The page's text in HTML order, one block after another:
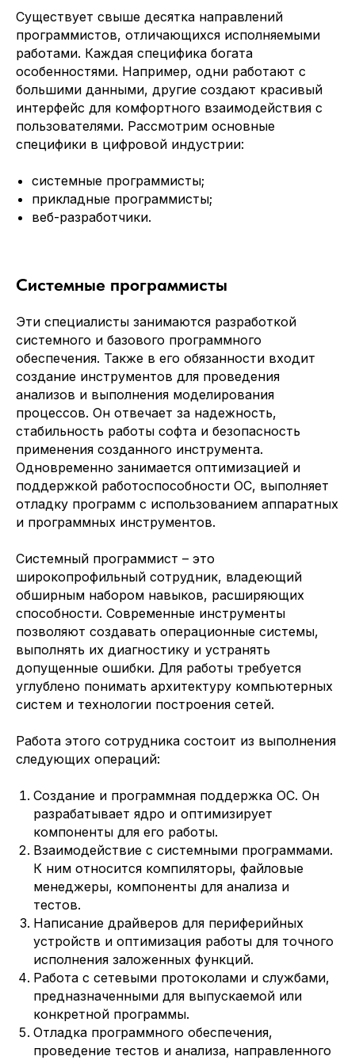
Существует свыше десятка направлений
программистов, отличающихся исполняемыми
работами. Каждая специфика богата
особенностями. Например, одни работают с
большими данными, другие создают красивый
интерфейс для комфортного взаимодействия с
пользователями. Рассмотрим основные
специфики в цифровой индустрии:
системные программисты;
прикладные программисты;
веб-разработчики.
Системные программисты
Эти специалисты занимаются разработкой
системного и базового программного
обеспечения. Также в его обязанности входит
создание инструментов для проведения
анализов и выполнения моделирования
процессов. Он отвечает за надежность,
стабильность работы софта и безопасность
применения созданного инструмента.
Одновременно занимается оптимизацией и
поддержкой работоспособности ОС, выполняет
отладку программ с использованием аппаратных
и программных инструментов.
Системный программист – это
широкопрофильный сотрудник, владеющий
обширным набором навыков, расширяющих
способности. Современные инструменты
позволяют создавать операционные системы,
выполнять их диагностику и устранять
допущенные ошибки. Для работы требуется
углублено понимать архитектуру компьютерных
систем и технологии построения сетей.
Работа этого сотрудника состоит из выполнения
следующих операций:
Создание и программная поддержка ОС. Он
разрабатывает ядро и оптимизирует
компоненты для его работы.
Взаимодействие с системными программами.
К ним относится компиляторы, файловые
менеджеры, компоненты для анализа и
тестов.
Написание драйверов для периферийных
устройств и оптимизация работы для точного
исполнения заложенных функций.
Работа с сетевыми протоколами и службами,
предназначенными для выпускаемой или
конкретной программы.
Отладка программного обеспечения,
проведение тестов и анализа, направленного